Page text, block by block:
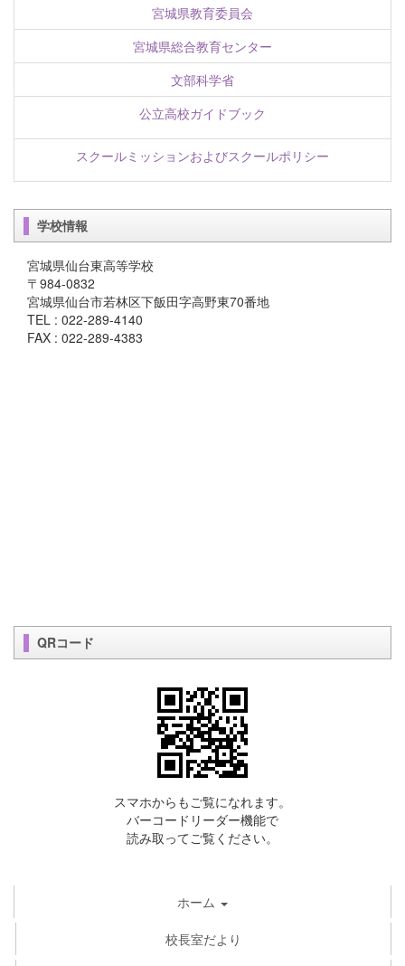
宮城県教育委員会
宮城県総合教育センター
文部科学省
公立高校ガイドブック
スクールミッションおよびスクールポリシー
学校情報
宮城県仙台東高等学校
〒984-0832
宮城県仙台市若林区下飯田字高野東70番地
TEL : 022-289-4140
FAX : 022-289-4383
QRコード
スマホからもご覧になれます。
バーコードリーダー機能で
読み取ってご覧ください。
ホーム
校長室だより